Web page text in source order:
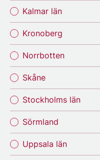
Kalmar län
Kronoberg
Norrbotten
Skåne
Stockholms län
Sörmland
Uppsala län